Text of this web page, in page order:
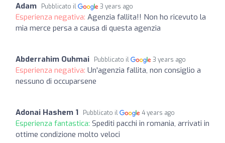
Adam Pubblicato il 3 years ago
Esperienza negativa: Agenzia fallita!! Non ho ricevuto la
mia merce persa a causa di questa agenzia
Abderrahim Ouhmai Pubblicato il 3 years ago
Esperienza negativa: Un'agenzia fallita, non consiglio a
nessuno di occuparsene
Adonai Hashem 1 Pubblicato il 4 years ago
Esperienza fantastica: Spediti pacchi in romania, arrivati in
ottime condizione molto veloci